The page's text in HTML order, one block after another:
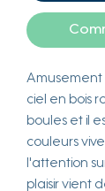
Amusement
ciel en bois
boules et il
couleurs
l'attention
plaisir vient